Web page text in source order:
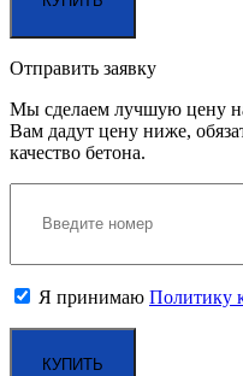
Отправить заявку
Мы сделаем лучшую цену
Вам дадут цену ниже,
качество бетона.
Я принимаю Политику